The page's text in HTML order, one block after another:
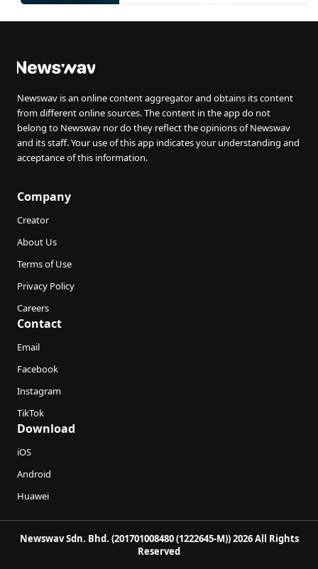
Newswav is an online content aggregator and obtains its content
from different online sources. The content in the app do not
belong to Newswav nor do they reflect the opinions of Newswav
and its staff. Your use of this app indicates your understanding and
acceptance of this information.
Company
Creator
About Us
Terms of Use
Privacy Policy
Careers
Contact
Email
Facebook
Instagram
TikTok
Download
iOS
Android
Huawei
Newswav Sdn. Bhd. (201701008480 (1222645-M)) 2026 All Rights
Reserved